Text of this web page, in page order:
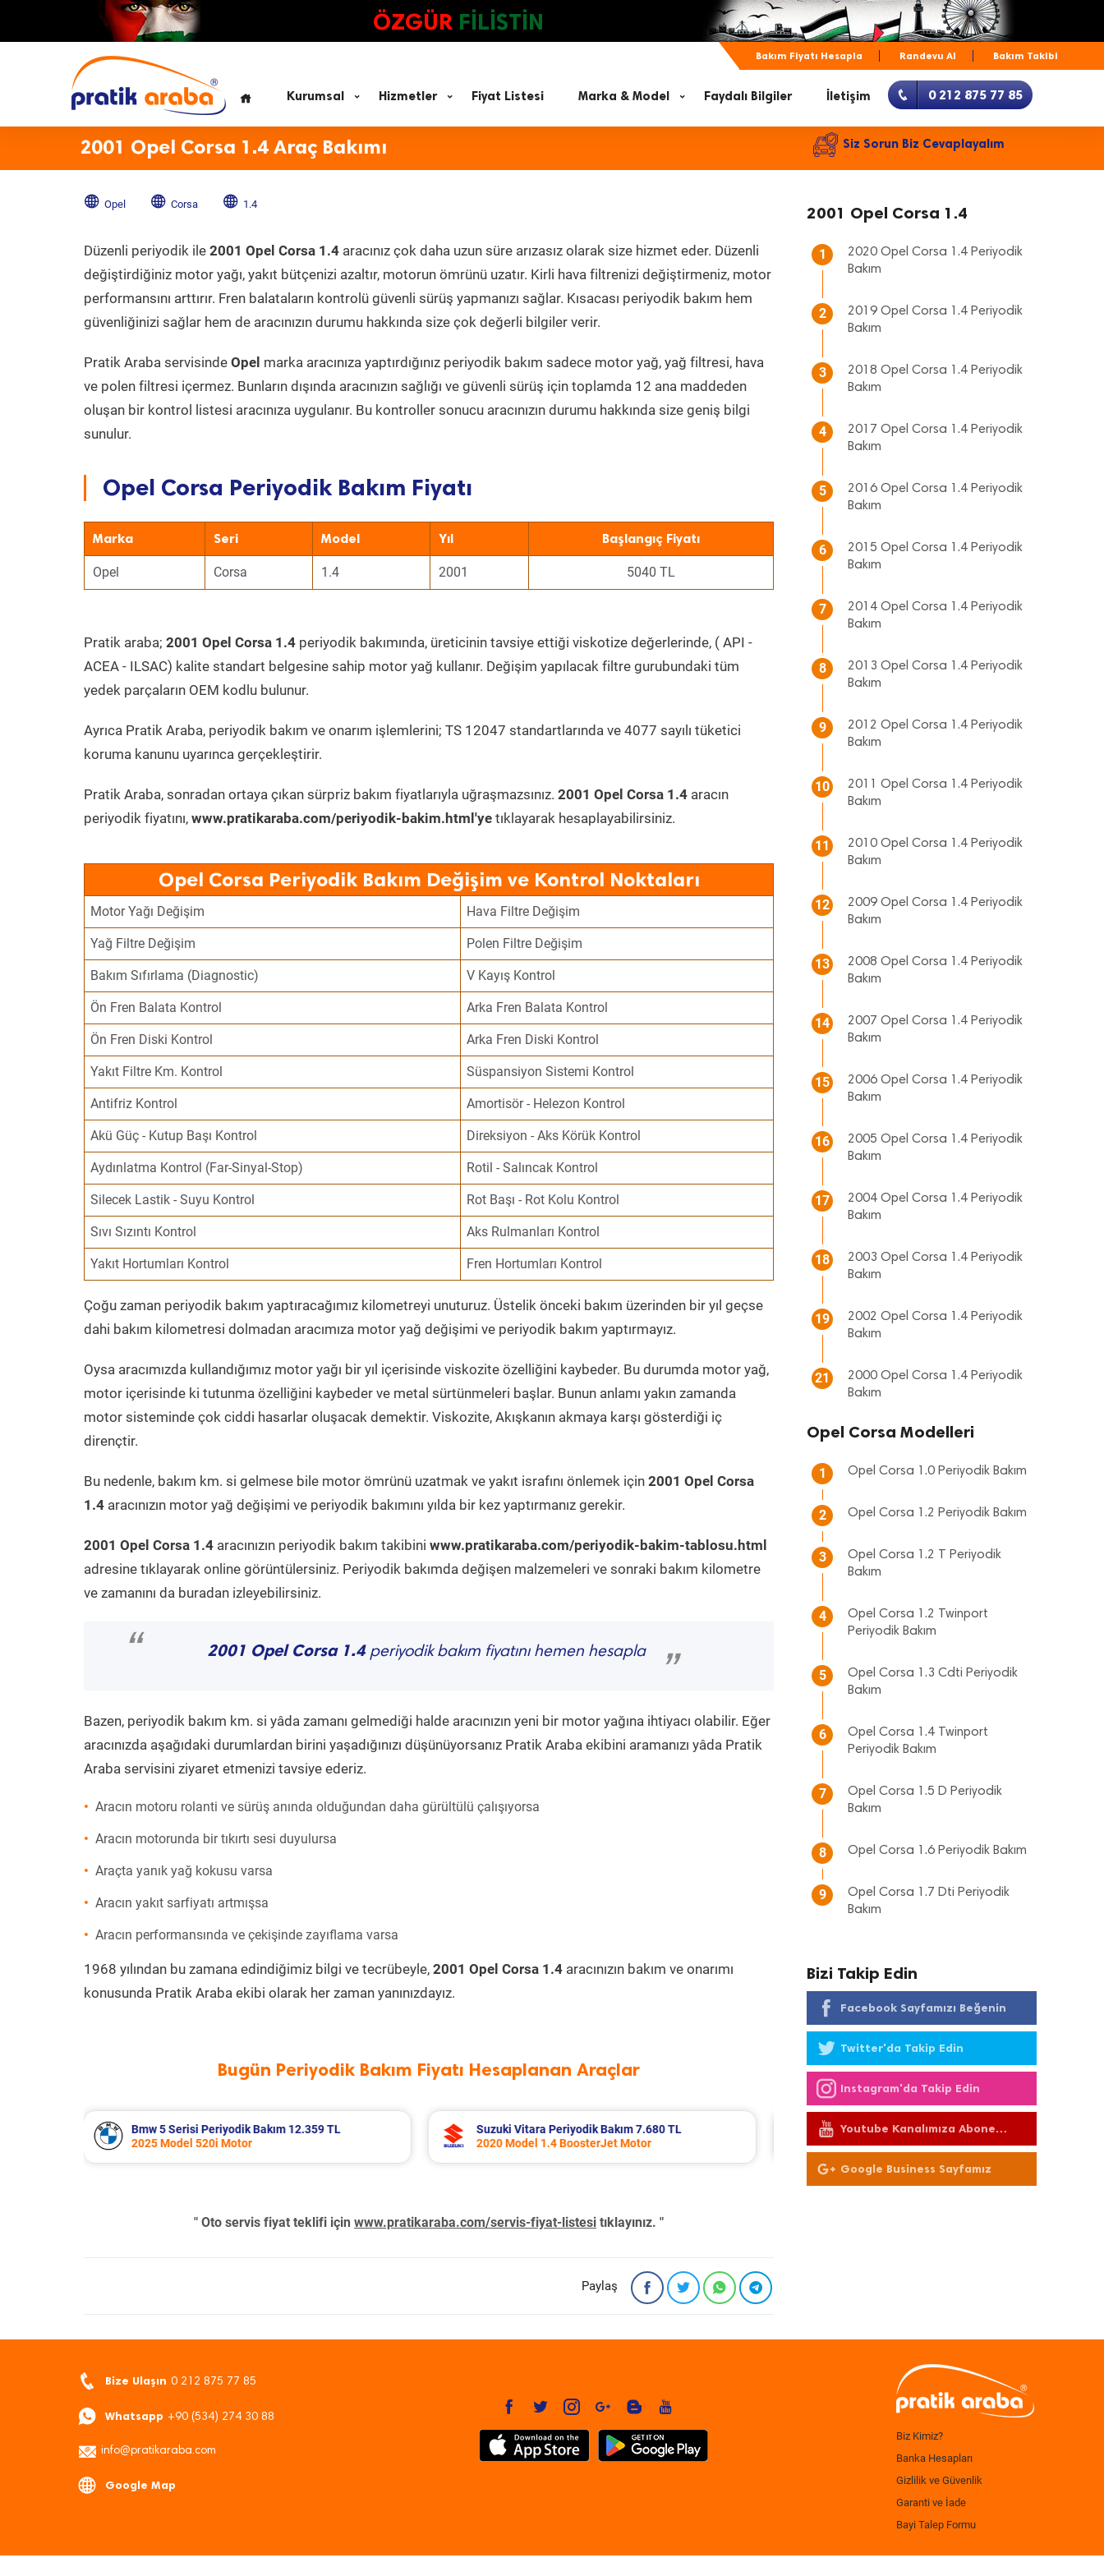
ÖZGÜR FİLİSTİN
Bakım Fiyatı Hesapla Randevu Al Bakım Takibi
Kurumsal Hizmetler Fiyat Listesi Marka & Model Faydalı Bilgiler İletişim 0 212 875 77 85
2001 Opel Corsa 1.4 Araç Bakımı Siz Sorun Biz Cevaplayalım
Opel Corsa 1.4
Düzenli periyodik ile 2001 Opel Corsa 1.4 aracınız çok daha uzun süre arızasız olarak size hizmet eder. Düzenli
değiştirdiğiniz motor yağı, yakıt bütçenizi azaltır, motorun ömrünü uzatır. Kirli hava filtrenizi değiştirmeniz, motor
performansını arttırır. Fren balataların kontrolü güvenli sürüş yapmanızı sağlar. Kısacası periyodik bakım hem
güvenliğinizi sağlar hem de aracınızın durumu hakkında size çok değerli bilgiler verir.
Pratik Araba servisinde Opel marka aracınıza yaptırdığınız periyodik bakım sadece motor yağ, yağ filtresi, hava
ve polen filtresi içermez. Bunların dışında aracınızın sağlığı ve güvenli sürüş için toplamda 12 ana maddeden
oluşan bir kontrol listesi aracınıza uygulanır. Bu kontroller sonucu aracınızın durumu hakkında size geniş bilgi
sunulur.
Opel Corsa Periyodik Bakım Fiyatı
Marka Seri Model Yıl Başlangıç Fiyatı
Opel Corsa 1.4 2001 5040 TL
Pratik araba; 2001 Opel Corsa 1.4 periyodik bakımında, üreticinin tavsiye ettiği viskotize değerlerinde, ( API -
ACEA - ILSAC) kalite standart belgesine sahip motor yağ kullanır. Değişim yapılacak filtre gurubundaki tüm
yedek parçaların OEM kodlu bulunur.
Ayrıca Pratik Araba, periyodik bakım ve onarım işlemlerini; TS 12047 standartlarında ve 4077 sayılı tüketici
koruma kanunu uyarınca gerçekleştirir.
Pratik Araba, sonradan ortaya çıkan sürpriz bakım fiyatlarıyla uğraşmazsınız. 2001 Opel Corsa 1.4 aracın
periyodik fiyatını, www.pratikaraba.com/periyodik-bakim.html'ye tıklayarak hesaplayabilirsiniz.
Opel Corsa Periyodik Bakım Değişim ve Kontrol Noktaları
Motor Yağı Değişim Hava Filtre Değişim
Yağ Filtre Değişim Polen Filtre Değişim
Bakım Sıfırlama (Diagnostic) V Kayış Kontrol
Ön Fren Balata Kontrol Arka Fren Balata Kontrol
Ön Fren Diski Kontrol Arka Fren Diski Kontrol
Yakıt Filtre Km. Kontrol Süspansiyon Sistemi Kontrol
Antifriz Kontrol Amortisör - Helezon Kontrol
Akü Güç - Kutup Başı Kontrol Direksiyon - Aks Körük Kontrol
Aydınlatma Kontrol (Far-Sinyal-Stop) Rotil - Salıncak Kontrol
Silecek Lastik - Suyu Kontrol Rot Başı - Rot Kolu Kontrol
Sıvı Sızıntı Kontrol Aks Rulmanları Kontrol
Yakıt Hortumları Kontrol Fren Hortumları Kontrol
Çoğu zaman periyodik bakım yaptıracağımız kilometreyi unuturuz. Üstelik önceki bakım üzerinden bir yıl geçse
dahi bakım kilometresi dolmadan aracımıza motor yağ değişimi ve periyodik bakım yaptırmayız.
Oysa aracımızda kullandığımız motor yağı bir yıl içerisinde viskozite özelliğini kaybeder. Bu durumda motor yağ,
motor içerisinde ki tutunma özelliğini kaybeder ve metal sürtünmeleri başlar. Bunun anlamı yakın zamanda
motor sisteminde çok ciddi hasarlar oluşacak demektir. Viskozite, Akışkanın akmaya karşı gösterdiği iç
dirençtir.
Bu nedenle, bakım km. si gelmese bile motor ömrünü uzatmak ve yakıt israfını önlemek için 2001 Opel Corsa
1.4 aracınızın motor yağ değişimi ve periyodik bakımını yılda bir kez yaptırmanız gerekir.
2001 Opel Corsa 1.4 aracınızın periyodik bakım takibini www.pratikaraba.com/periyodik-bakim-tablosu.html
adresine tıklayarak online görüntülersiniz. Periyodik bakımda değişen malzemeleri ve sonraki bakım kilometre
ve zamanını da buradan izleyebilirsiniz.
“ 2001 Opel Corsa 1.4 periyodik bakım fiyatını hemen hesapla
”
Bazen, periyodik bakım km. si yâda zamanı gelmediği halde aracınızın yeni bir motor yağına ihtiyacı olabilir. Eğer
aracınızda aşağıdaki durumlardan birini yaşadığınızı düşünüyorsanız Pratik Araba ekibini aramanızı yâda Pratik
Araba servisini ziyaret etmenizi tavsiye ederiz.
Aracın motoru rolanti ve sürüş anında olduğundan daha gürültülü çalışıyorsa
Aracın motorunda bir tıkırtı sesi duyulursa
Araçta yanık yağ kokusu varsa
Aracın yakıt sarfiyatı artmışsa
Aracın performansında ve çekişinde zayıflama varsa
1968 yılından bu zamana edindiğimiz bilgi ve tecrübeyle, 2001 Opel Corsa 1.4 aracınızın bakım ve onarımı
konusunda Pratik Araba ekibi olarak her zaman yanınızdayız.
Bugün Periyodik Bakım Fiyatı Hesaplanan Araçlar
Suzuki Vitara Periyodik Bakım 7.680 TL
2020 Model 1.4 BoosterJet Motor
Toyota Corolla Periyodik Bakım 10.994 TL
2022 Model 1.8 Hybrid Motor
Volvo Xc60 Periyodik Bakım 10.267 TL
2014 Model 2.0 D4 Motor
" Oto servis fiyat teklifi için www.pratikaraba.com/servis-fiyat-listesi tıklayınız. "
Paylaş
2001 Opel Corsa 1.4
1
2020 Opel Corsa 1.4 Periyodik
Bakım
2
2019 Opel Corsa 1.4 Periyodik
Bakım
3
2018 Opel Corsa 1.4 Periyodik
Bakım
4
2017 Opel Corsa 1.4 Periyodik
Bakım
5
2016 Opel Corsa 1.4 Periyodik
Bakım
6
2015 Opel Corsa 1.4 Periyodik
Bakım
7
2014 Opel Corsa 1.4 Periyodik
Bakım
8
2013 Opel Corsa 1.4 Periyodik
Bakım
9
2012 Opel Corsa 1.4 Periyodik
Bakım
10
2011 Opel Corsa 1.4 Periyodik
Bakım
11
2010 Opel Corsa 1.4 Periyodik
Bakım
12
2009 Opel Corsa 1.4 Periyodik
Bakım
13
2008 Opel Corsa 1.4 Periyodik
Bakım
14
2007 Opel Corsa 1.4 Periyodik
Bakım
15
2006 Opel Corsa 1.4 Periyodik
Bakım
16
2005 Opel Corsa 1.4 Periyodik
Bakım
17
2004 Opel Corsa 1.4 Periyodik
Bakım
18
2003 Opel Corsa 1.4 Periyodik
Bakım
19
2002 Opel Corsa 1.4 Periyodik
Bakım
21
2000 Opel Corsa 1.4 Periyodik
Bakım
Opel Corsa Modelleri
1 Opel Corsa 1.0 Periyodik Bakım
2 Opel Corsa 1.2 Periyodik Bakım
3
Opel Corsa 1.2 T Periyodik
Bakım
4
Opel Corsa 1.2 Twinport
Periyodik Bakım
5
Opel Corsa 1.3 Cdti Periyodik
Bakım
6
Opel Corsa 1.4 Twinport
Periyodik Bakım
7
Opel Corsa 1.5 D Periyodik
Bakım
8 Opel Corsa 1.6 Periyodik Bakım
9
Opel Corsa 1.7 Dti Periyodik
Bakım
Bizi Takip Edin
Facebook Sayfamızı Beğenin
Twitter'da Takip Edin
Instagram'da Takip Edin
Youtube Kanalımıza Abone
Olun
Google Business Sayfamız
Bize Ulaşın 0 212 875 77 85
Whatsapp +90 (534) 274 30 88
info@pratikaraba.com
Google Map
Biz Kimiz?
Banka Hesapları
Gizlilik ve Güvenlik
Garanti ve İade
Bayi Talep Formu